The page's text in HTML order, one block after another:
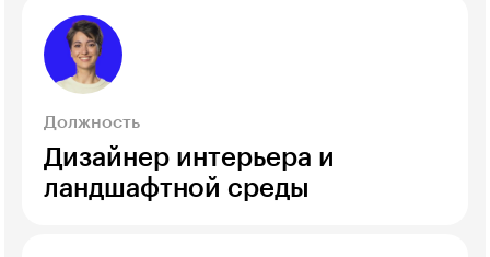
Должность
Дизайнер интерьера и
ландшафтной среды